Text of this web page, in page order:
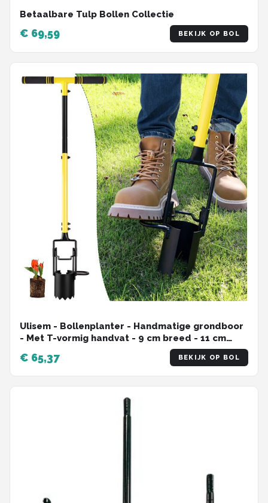
Betaalbare Tulp Bollen Collectie
€ 69,59 BEKIJK OP BOL
Ulisem - Bollenplanter - Handmatige grondboor
- Met T-vormig handvat - 9 cm breed - 11 cm
diep - Geschikt voor tulpen en knoflook - Met
antislip pedaal - Roestvrij staal - Zwaar
uitgevoerd - 360°
€ 65,37 BEKIJK OP BOL